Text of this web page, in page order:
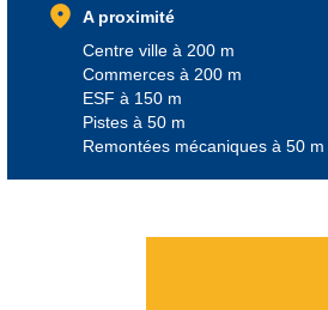
location_on
A proximité
Centre ville à 200 m
Commerces à 200 m
ESF à 150 m
Pistes à 50 m
Remontées mécaniques à 50 m